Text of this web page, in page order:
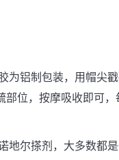
为铝制包装，用帽尖
位，按摩吸收即可
尔搽剂，大多数都是